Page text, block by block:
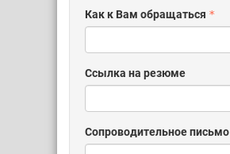
Как к Вам обращаться
Ссылка на резюме
Сопроводительное письмо